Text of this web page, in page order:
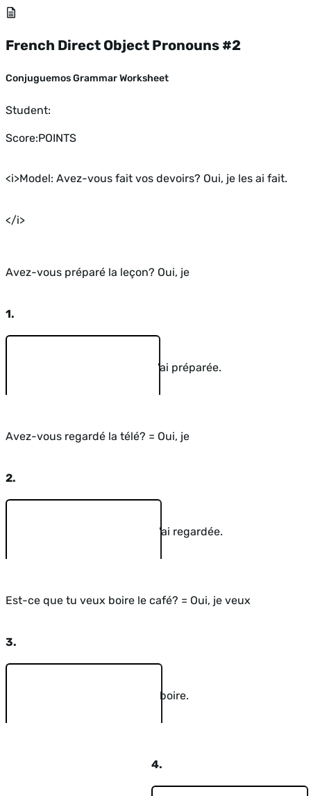
French Direct Object Pronouns #2
Conjuguemos Grammar Worksheet
Student:
Score:POINTS
<i>Model: Avez-vous fait vos devoirs? Oui, je les ai fait.
</i>
Avez-vous préparé la leçon? Oui, je
1.
'ai préparée.
Avez-vous regardé la télé? = Oui, je
2.
'ai regardée.
Est-ce que tu veux boire le café? = Oui, je veux
3.
boire.
4.